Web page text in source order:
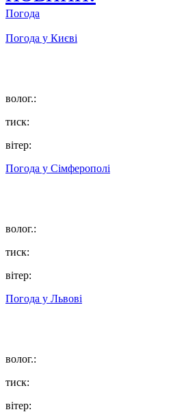
Погода
Погода у Києві
волог.:
тиск:
вітер:
Погода у Сімферополі
волог.:
тиск:
вітер:
Погода у Львові
волог.:
тиск:
вітер: